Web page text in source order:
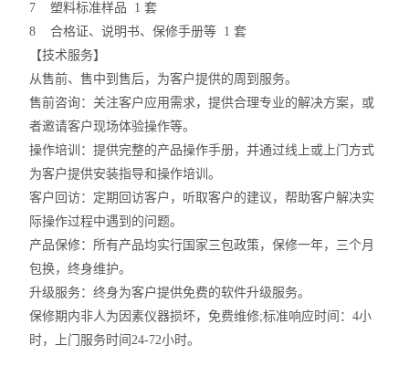
7 塑料标准样品 1 套
8 合格证、说明书、保修手册等 1 套
【技术服务】
从售前、售中到售后，为客户提供的周到服务。
售前咨询：关注客户应用需求，提供合理专业的解决方案，或
者邀请客户现场体验操作等。
操作培训：提供完整的产品操作手册，并通过线上或上门方式
为客户提供安装指导和操作培训。
客户回访：定期回访客户，听取客户的建议，帮助客户解决实
际操作过程中遇到的问题。
产品保修：所有产品均实行国家三包政策，保修一年，三个月
包换，终身维护。
升级服务：终身为客户提供免费的软件升级服务。
保修期内非人为因素仪器损坏，免费维修;标准响应时间：4小
时，上门服务时间24-72小时。